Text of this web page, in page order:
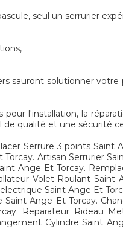
seul un serrurier
sauront solutionner
l'installation, la
de qualité et une sécurité
Serrure 3 points
Artisan Serrurier
Ange Et Torcay.
Volet Roulant
Saint Ange Et
Ange Et Torcay.
Reparateur Rideau
Cylindre Saint